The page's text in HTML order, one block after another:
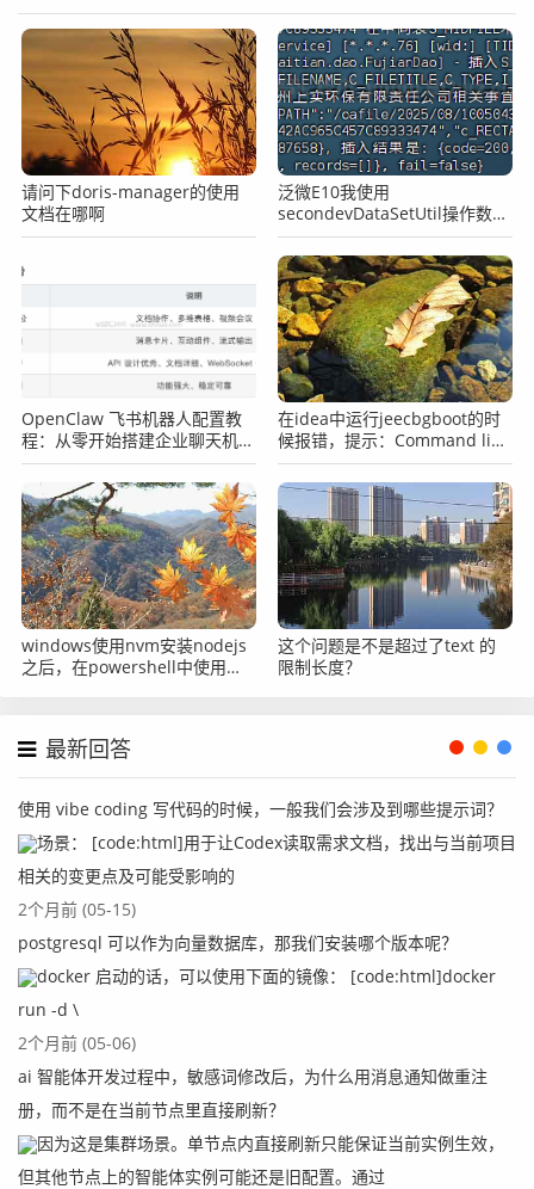
请问下doris-manager的使用
文档在哪啊
泛微E10我使用
secondevDataSetUtil操作数据
库一直提示租户为空，查询失败
怎么办？
OpenClaw 飞书机器人配置教
程：从零开始搭建企业聊天机器
人
在idea中运行jeecbgboot的时
候报错，提示：Command line
is too long怎么办？
windows使用nvm安装nodejs
之后，在powershell中使用
这个问题是不是超过了text 的
限制长度？
最新回答
使用 vibe coding 写代码的时候，一般我们会涉及到哪些提示词？
场景： [code:html]用于让Codex读取需求文档，找出与当前项目
相关的变更点及可能受影响的
2个月前 (05-15)
postgresql 可以作为向量数据库，那我们安装哪个版本呢？
docker 启动的话，可以使用下面的镜像： [code:html]docker
run -d \
2个月前 (05-06)
ai 智能体开发过程中，敏感词修改后，为什么用消息通知做重注
册，而不是在当前节点里直接刷新？
因为这是集群场景。单节点内直接刷新只能保证当前实例生效，
但其他节点上的智能体实例可能还是旧配置。通过